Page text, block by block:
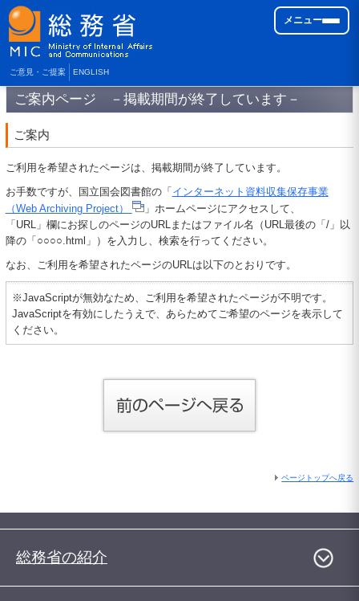
ご意見・ご提案 ENGLISH
メニュー
ご案内ページ －掲載期間が終了しています－
ご案内
ご利用を希望されたページは、掲載期間が終了しています。
お手数ですが、国立国会図書館の「 インターネット資料収集保存事業
（Web Archiving Project）
」ホームページにアクセスして、
「URL」欄にお探しのページのURLまたはファイル名（URL最後の「/」以
降の「○○○○.html」）を入力し、検索を行ってください。
なお、ご利用を希望されたページのURLは以下のとおりです。
※JavaScriptが無効なため、ご利用を希望されたページが不明です。
JavaScriptを有効にしたうえで、あらためてご希望のページを表示して
ください。
ページトップへ戻る
総務省の紹介